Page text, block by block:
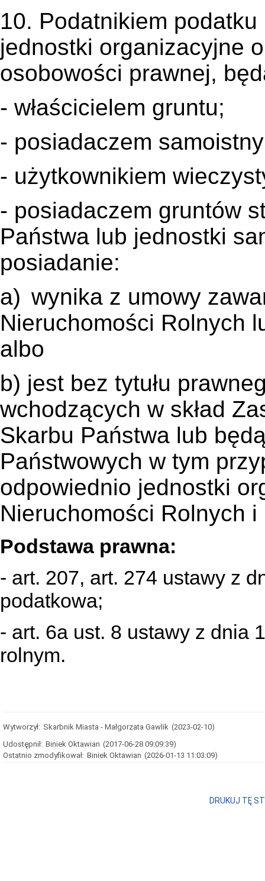
10. Podatnikiem
jednostki organizacyjne
osobowości prawnej,
- właścicielem gruntu;
- posiadaczem
- użytkownikiem
- posiadaczem gruntów
Państwa lub jednostki
posiadanie:
a) wynika z umowy
Nieruchomości Rolnych
albo
b) jest bez tytułu
wchodzących w skład
Skarbu Państwa lub
Państwowych w tym
odpowiednio jednostki
Nieruchomości Rolnych
Podstawa prawna:
- art. 207, art. 274 ustawy z
podatkowa;
- art. 6a ust. 8 ustawy z dnia
rolnym.
Wytworzył: Skarbnik Miasta - Małgorzata Gawlik (2023-02-10)
Udostępnił: Biniek Oktawian (2017-06-28 09:09:39)
Ostatnio zmodyfikował: Biniek Oktawian (2026-01-13 11:03:09)
DRUKUJ TĘ